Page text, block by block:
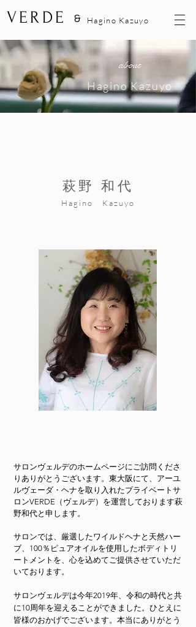
VERDE Hagino Kazuyo
&
about
Hagino Kazuyo
萩野 和代
Hagino Kazuyo
サロンヴェルデのホームページにご訪問くださ
りありがとうございます。東大阪にて、アーユ
ルヴェーダ・ヘナを取り入れたプライベートサ
ロンVERDE（ヴェルデ）を運営しております萩
野和代と申します。
サロンでは、厳選したワイルドヘナと天然ハー
ブ、100％ピュアオイルを使用したボディトリ
ートメントを、心を込めてご提供させていただ
いております。
サロンヴェルデは今年2019年、令和の時代と共
に10周年を迎えることができました。ひとえに
皆様のおかげでございます。本当にありがとう